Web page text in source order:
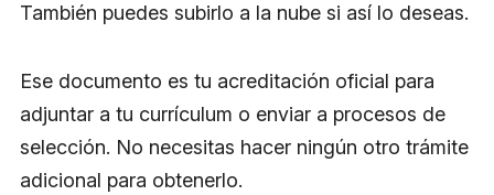
También puedes subirlo a la nube si así lo deseas.
Ese documento es tu acreditación oficial para
adjuntar a tu currículum o enviar a procesos de
selección. No necesitas hacer ningún otro trámite
adicional para obtenerlo.